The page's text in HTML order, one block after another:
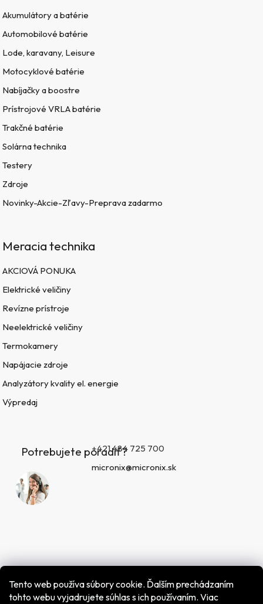
Tento web používa súbory cookie. Ďalším prechádzaním
tohto webu vyjadrujete súhlas s ich používaním. Viac
Akumulátory a batérie
Automobilové batérie
Lode, karavany, Leisure
Motocyklové batérie
Nabíjačky a boostre
Prístrojové VRLA batérie
Trakčné batérie
Solárna technika
Testery
Zdroje
Novinky-Akcie-Zľavy-Preprava zadarmo
Meracia technika
AKCIOVÁ PONUKA
Elektrické veličiny
Revízne prístroje
Neelektrické veličiny
Termokamery
Napájacie zdroje
Analyzátory kvality el. energie
Výpredaj
Potrebujete poradiť?+421 484 725 700
micronix@micronix.sk